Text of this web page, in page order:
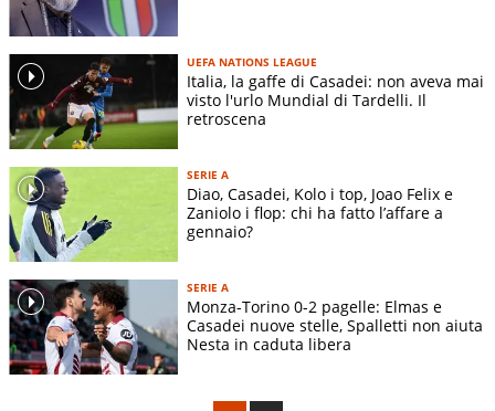
UEFA NATIONS LEAGUE
Italia, la gaffe di Casadei: non aveva mai
visto l'urlo Mundial di Tardelli. Il
retroscena
SERIE A
Diao, Casadei, Kolo i top, Joao Felix e
Zaniolo i flop: chi ha fatto l’affare a
gennaio?
SERIE A
Monza-Torino 0-2 pagelle: Elmas e
Casadei nuove stelle, Spalletti non aiuta
Nesta in caduta libera